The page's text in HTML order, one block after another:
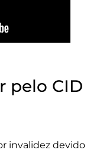
pelo CID
invalidez devido